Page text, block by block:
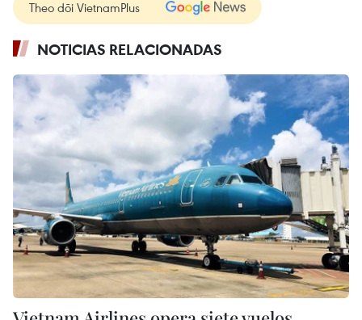
Theo dõi VietnamPlus
NOTICIAS RELACIONADAS